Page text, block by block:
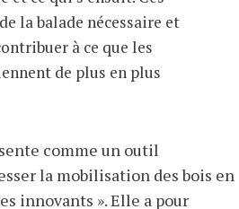
la balade nécessaire et
à ce que les
de plus en plus
comme un outil
la mobilisation des bois en
innovants ». Elle a pour